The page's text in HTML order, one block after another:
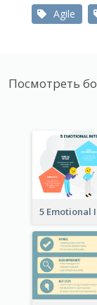
Agile
Посмотреть